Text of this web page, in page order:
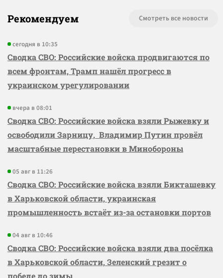
Рекомендуем Смотреть все новости
сегодня в 10:35
Сводка СВО: Российские войска продвигаются по
всем фронтам, Трамп нашёл прогресс в
украинском урегулировании
вчера в 08:01
Сводка СВО: Российские войска взяли Рыжевку и
освободили Зарницу, Владимир Путин провёл
масштабные перестановки в Минобороны
05 авг в 11:26
Сводка СВО: Российские войска взяли Бикташевку
в Харьковской области, украинская
промышленность встаёт из-за остановки портов
04 авг в 10:46
Сводка СВО: Российские войска взяли два посёлка
в Харьковской области, Зеленский грезит о
победе до зимы